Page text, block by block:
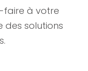
faire à votre
des solutions